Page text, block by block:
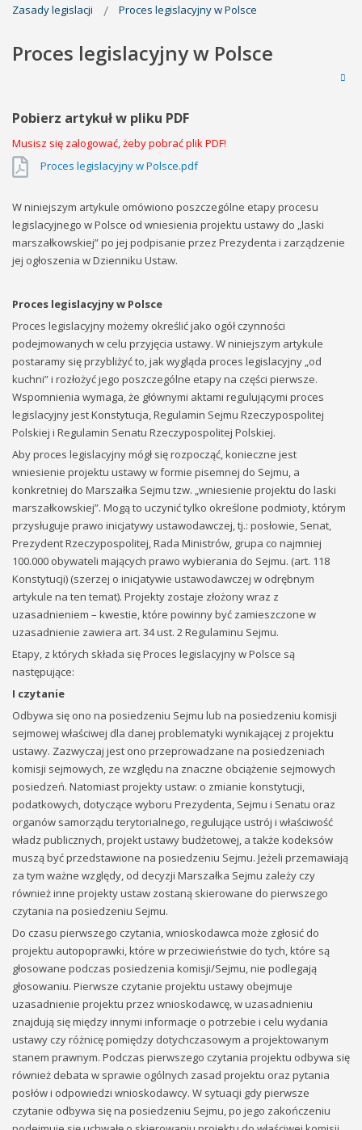
Zasady legislacji
Proces legislacyjny w Polsce
Proces legislacyjny w Polsce
Pobierz artykuł w pliku PDF
Musisz się zalogować, żeby pobrać plik PDF!
Proces legislacyjny w Polsce.pdf
W niniejszym artykule omówiono poszczególne etapy procesu
legislacyjnego w Polsce od wniesienia projektu ustawy do „laski
marszałkowskiej” po jej podpisanie przez Prezydenta i zarządzenie
jej ogłoszenia w Dzienniku Ustaw.
Proces legislacyjny w Polsce
Proces legislacyjny możemy określić jako ogół czynności
podejmowanych w celu przyjęcia ustawy. W niniejszym artykule
postaramy się przybliżyć to, jak wygląda proces legislacyjny „od
kuchni” i rozłożyć jego poszczególne etapy na części pierwsze.
Wspomnienia wymaga, że głównymi aktami regulującymi proces
legislacyjny jest Konstytucja, Regulamin Sejmu Rzeczypospolitej
Polskiej i Regulamin Senatu Rzeczypospolitej Polskiej.
Aby proces legislacyjny mógł się rozpocząć, konieczne jest
wniesienie projektu ustawy w formie pisemnej do Sejmu, a
konkretniej do Marszałka Sejmu tzw. „wniesienie projektu do laski
marszałkowskiej”. Mogą to uczynić tylko określone podmioty, którym
przysługuje prawo inicjatywy ustawodawczej, tj.: posłowie, Senat,
Prezydent Rzeczypospolitej, Rada Ministrów, grupa co najmniej
100.000 obywateli mających prawo wybierania do Sejmu. (art. 118
Konstytucji) (szerzej o inicjatywie ustawodawczej w odrębnym
artykule na ten temat). Projekty zostaje złożony wraz z
uzasadnieniem – kwestie, które powinny być zamieszczone w
uzasadnienie zawiera art. 34 ust. 2 Regulaminu Sejmu.
Etapy, z których składa się Proces legislacyjny w Polsce są
następujące:
I czytanie
Odbywa się ono na posiedzeniu Sejmu lub na posiedzeniu komisji
sejmowej właściwej dla danej problematyki wynikającej z projektu
ustawy. Zazwyczaj jest ono przeprowadzane na posiedzeniach
komisji sejmowych, ze względu na znaczne obciążenie sejmowych
posiedzeń. Natomiast projekty ustaw: o zmianie konstytucji,
podatkowych, dotyczące wyboru Prezydenta, Sejmu i Senatu oraz
organów samorządu terytorialnego, regulujące ustrój i właściwość
władz publicznych, projekt ustawy budżetowej, a także kodeksów
muszą być przedstawione na posiedzeniu Sejmu. Jeżeli przemawiają
za tym ważne względy, od decyzji Marszałka Sejmu zależy czy
również inne projekty ustaw zostaną skierowane do pierwszego
czytania na posiedzeniu Sejmu.
Do czasu pierwszego czytania, wnioskodawca może zgłosić do
projektu autopoprawki, które w przeciwieństwie do tych, które są
głosowane podczas posiedzenia komisji/Sejmu, nie podlegają
głosowaniu. Pierwsze czytanie projektu ustawy obejmuje
uzasadnienie projektu przez wnioskodawcę, w uzasadnieniu
znajdują się między innymi informacje o potrzebie i celu wydania
ustawy czy różnicę pomiędzy dotychczasowym a projektowanym
stanem prawnym. Podczas pierwszego czytania projektu odbywa się
również debata w sprawie ogólnych zasad projektu oraz pytania
posłów i odpowiedzi wnioskodawcy. W sytuacji gdy pierwsze
czytanie odbywa się na posiedzeniu Sejmu, po jego zakończeniu